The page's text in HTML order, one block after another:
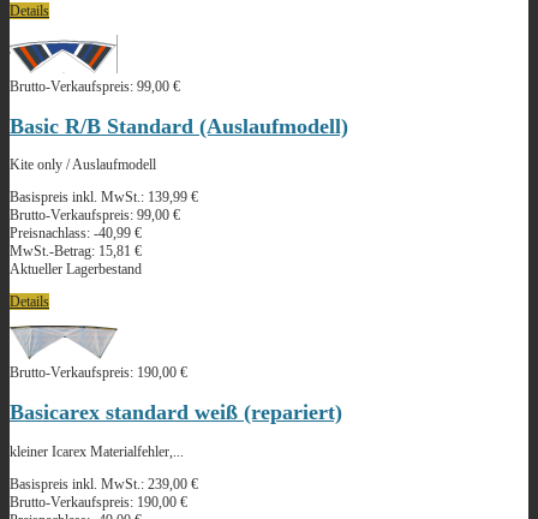
Details
Brutto-Verkaufspreis: 99,00 €
Basic R/B Standard (Auslaufmodell)
Kite only / Auslaufmodell
Basispreis inkl. MwSt.: 139,99 €
Brutto-Verkaufspreis: 99,00 €
Preisnachlass: -40,99 €
MwSt.-Betrag: 15,81 €
Aktueller Lagerbestand
Details
Brutto-Verkaufspreis: 190,00 €
Basicarex standard weiß (repariert)
kleiner Icarex Materialfehler,...
Basispreis inkl. MwSt.: 239,00 €
Brutto-Verkaufspreis: 190,00 €